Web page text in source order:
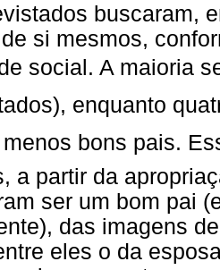
buscaram,
si mesmos,
social. A maioria
enquanto
menos bons pais.
a partir da
ser um bom pai
das imagens
eles o da